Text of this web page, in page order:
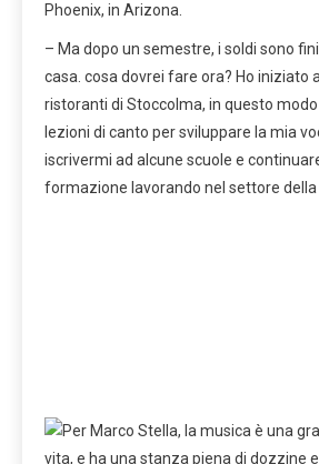
Phoenix, in Arizona.
– Ma dopo un semestre, i soldi sono
casa. cosa dovrei fare ora? Ho iniziato
ristoranti di Stoccolma, in questo
lezioni di canto per sviluppare la mia
iscrivermi ad alcune scuole e
formazione lavorando nel settore